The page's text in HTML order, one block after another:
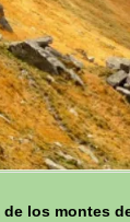
los montes